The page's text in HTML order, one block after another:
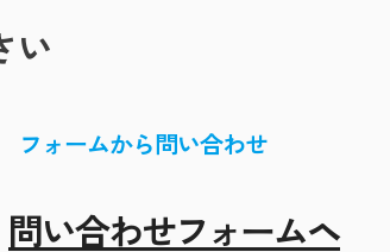
い
フォームから問い合わせ
問い合わせフォームヘ